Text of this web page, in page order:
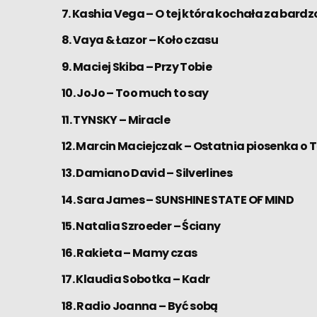
7. Kashia Vega – O tej która kochała za
8. Vaya & Łazor – Koło czasu
9. Maciej Skiba – Przy Tobie
10. JoJo – Too much to say
11. TYNSKY – Miracle
12. Marcin Maciejczak – Ostatnia piosenka o
13. Damiano David – Silverlines
14. Sara James – SUNSHINE STATE OF MIND
15. Natalia Szroeder – Ściany
16. Rakieta – Mamy czas
17. Klaudia Sobotka – Kadr
18. Radio Joanna – Być sobą